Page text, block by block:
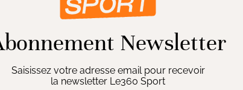
Newsletter
Saisissez votre adresse email pour recevoir
la newsletter Le360 Sport